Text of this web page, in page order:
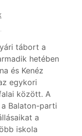
tábort a
hetében
és Kenéz
egykori
között. A
Balaton-parti
a
iskola